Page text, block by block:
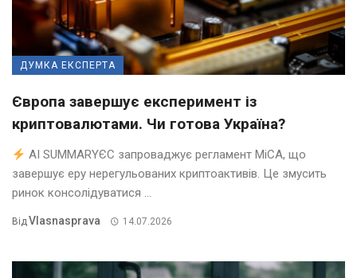
ДУМКА ЕКСПЕРТА
Європа завершує експеримент із
криптовалютами. Чи готова Україна?
AI SUMMARYЄС запроваджує регламент MiCA, що
завершує еру нерегульованих криптоактивів. Це змусить
ринок консолідуватися ...
ВідVlasnasprava 14.07.2026